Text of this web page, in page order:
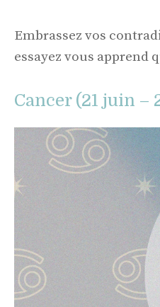
Embrassez vos
essayez vous apprend
Cancer (21 juin –